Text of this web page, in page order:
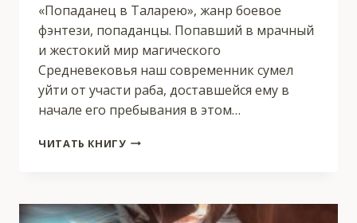
«Попаданец в Таларею», жанр боевое
фэнтези, попаданцы. Попавший в мрачный
и жестокий мир магического
Средневековья наш современник сумел
уйти от участи раба, доставшейся ему в
начале его пребывания в этом…
ЧИТАТЬ КНИГУБАРОНСКИЕ